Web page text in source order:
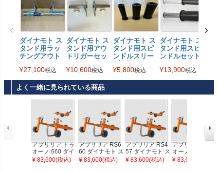
ダイナモト ス
タンド用ラッ
チングアウト
Dynamoto
¥27,100税込
ダイナモト ス
タンド用アウ
トリガーセッ
¥10,600税込
ダイナモト ス
タンド用スピ
ンドルスリー
namoto
¥5,800税込
ダイナモト ス
タンド用スピ
ンドルセット
¥13,900税込
よく一緒に見られている商品
アプリリア トゥ
オーノ 660 ダイ
ナモト スタンド
¥ 83,600(税込)
アプリリア RS6
60 ダイナモト ス
タンド Dynamot
¥ 83,600(税込)
アプリリア RS4
57 ダイナモト ス
タンド Dynamot
¥ 83,600(税込)
アプリリア トゥ
オーノ V4 1100
ダイナモト スタ
¥ 83,600(税込)